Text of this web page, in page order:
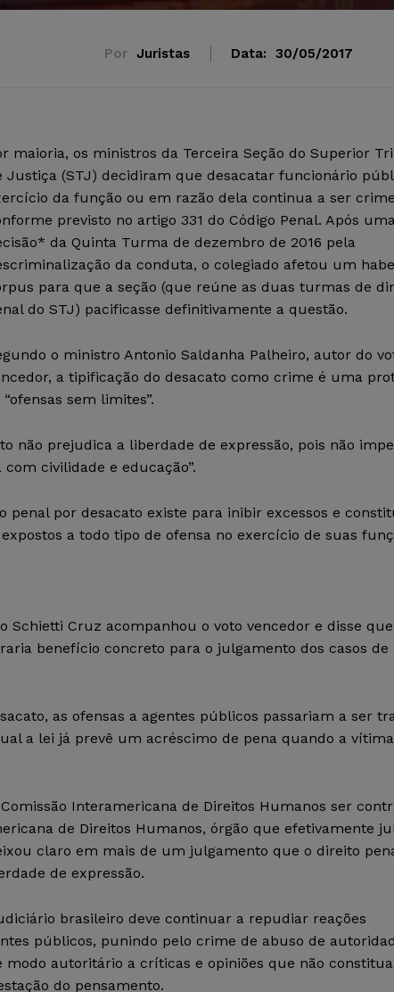
Por Juristas Data: 30/05/2017
maioria, os ministros da Terceira Seção do Superior
Justiça (STJ) decidiram que desacatar funcionário
da função ou em razão dela continua a ser
previsto no artigo 331 do Código Penal. Após
da Quinta Turma de dezembro de 2016 pela
da conduta, o colegiado afetou um
para que a seção (que reúne as duas turmas de
do STJ) pacificasse definitivamente a questão.
o ministro Antonio Saldanha Palheiro, autor do
a tipificação do desacato como crime é uma
sem limites”.
não prejudica a liberdade de expressão, pois não
civilidade e educação”.
penal por desacato existe para inibir excessos e
a todo tipo de ofensa no exercício de suas
Schietti Cruz acompanhou o voto vencedor e disse
benefício concreto para o julgamento dos casos de
as ofensas a agentes públicos passariam a ser
a lei já prevê um acréscimo de pena quando a
Interamericana de Direitos Humanos ser
de Direitos Humanos, órgão que efetivamente
claro em mais de um julgamento que o direito
de expressão.
brasileiro deve continuar a repudiar reações
públicos, punindo pelo crime de abuso de
autoritário a críticas e opiniões que não
do pensamento.